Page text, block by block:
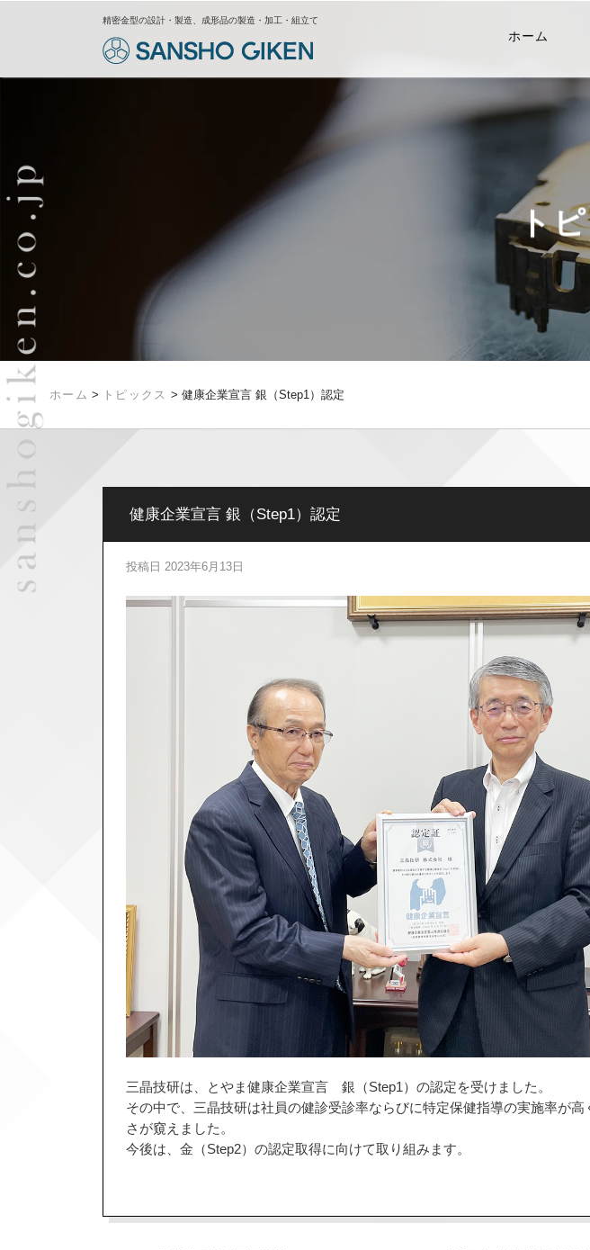
精密金型の設計・製造、成形品の製造・加工・組立て
ホーム
ト
ホーム > トピックス > 健康企業宣言 銀（Step1）認定
健康企業宣言 銀（Step1）認定
投稿日 2023年6月13日
三晶技研は、とやま健康企業宣言 銀（Step1）の認定を受けました。
その中で、三晶技研は社員の健診受診率ならびに特定保健指導の実施率が高
さが窺えました。
今後は、金（Step2）の認定取得に向けて取り組みます。